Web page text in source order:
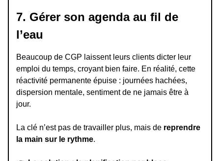
7. Gérer son agenda au fil de
l’eau
Beaucoup de CGP laissent leurs clients dicter leur
emploi du temps, croyant bien faire. En réalité, cette
réactivité permanente épuise : journées hachées,
dispersion mentale, sentiment de ne jamais être à
jour.
La clé n’est pas de travailler plus, mais de reprendre
la main sur le rythme.